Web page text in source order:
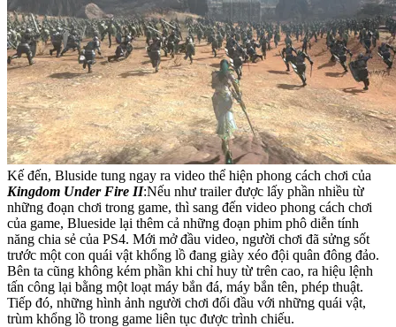
Kế đến, Bluside tung ngay ra video thể hiện phong cách chơi của
Kingdom Under Fire II:Nếu như trailer được lấy phần nhiều từ
những đoạn chơi trong game, thì sang đến video phong cách chơi
của game, Blueside lại thêm cả những đoạn phim phô diễn tính
năng chia sẻ của PS4. Mới mở đầu video, người chơi đã sửng sốt
trước một con quái vật khổng lồ đang giày xéo đội quân đông đảo.
Bên ta cũng không kém phần khi chỉ huy từ trên cao, ra hiệu lệnh
tấn công lại bằng một loạt máy bắn đá, máy bắn tên, phép thuật.
Tiếp đó, những hình ảnh người chơi đối đầu với những quái vật,
trùm khổng lồ trong game liên tục được trình chiếu.